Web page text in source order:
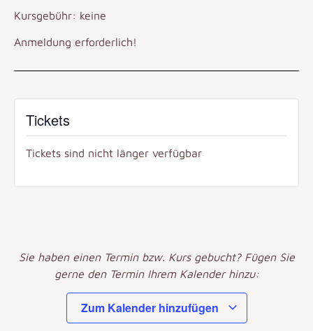
Kursgebühr: keine
Anmeldung erforderlich!
Tickets
Tickets sind nicht länger verfügbar
Sie haben einen Termin bzw. Kurs gebucht? Fügen Sie
gerne den Termin Ihrem Kalender hinzu:
Zum Kalender hinzufügen